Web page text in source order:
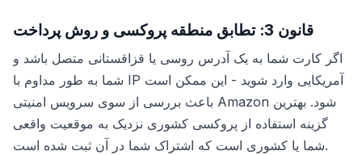
قانون 3: تطابق منطقه پروکسی و روش پرداخت
اگر کارت شما به یک آدرس روسی یا قزاقستانی متصل باشد و
شما به طور مداوم با IP آمریکایی وارد شوید - این ممکن است
باعث بررسی از سوی سرویس امنیتی Amazon شود. بهترین
گزینه استفاده از پروکسی کشوری نزدیک به موقعیت واقعی
شما یا کشوری است که اشتراک شما در آن ثبت شده است.